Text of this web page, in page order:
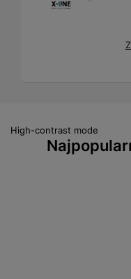
High-contrast mode